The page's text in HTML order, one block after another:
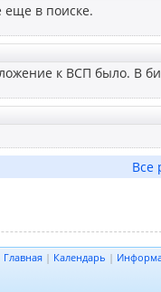
еще в поиске.
к ВСП было. В
Все
Главная | Календарь |